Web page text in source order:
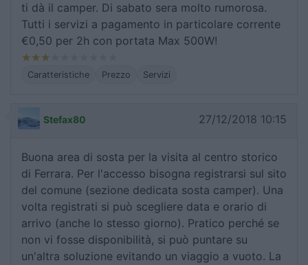
ti dà il camper. Di sabato sera molto rumorosa.
Tutti i servizi a pagamento in particolare corrente
€0,50 per 2h con portata Max 500W!
Caratteristiche Prezzo Servizi
Stefax80 27/12/2018 10:15
Buona area di sosta per la visita al centro storico
di Ferrara. Per l'accesso bisogna registrarsi sul sito
del comune (sezione dedicata sosta camper). Una
volta registrati si può scegliere data e orario di
arrivo (anche lo stesso giorno). Pratico perché se
non vi fosse disponibilità, si può puntare su
un'altra soluzione evitando un viaggio a vuoto. La